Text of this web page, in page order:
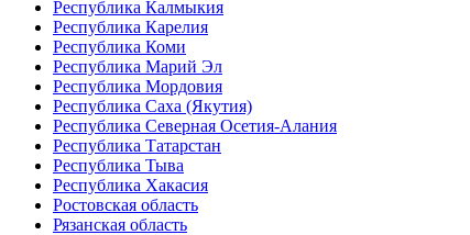
Республика Калмыкия
Республика Карелия
Республика Коми
Республика Марий Эл
Республика Мордовия
Республика Саха (Якутия)
Республика Северная Осетия-Алания
Республика Татарстан
Республика Тыва
Республика Хакасия
Ростовская область
Рязанская область